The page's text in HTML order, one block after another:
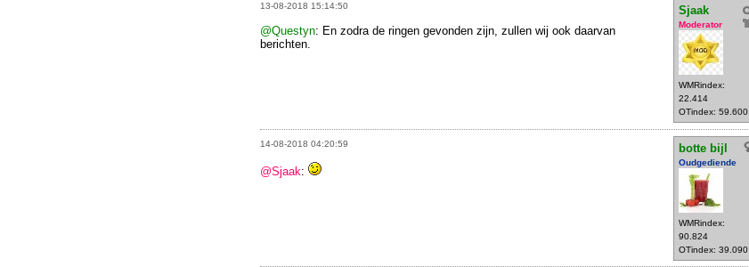
13-08-2018 15:14:50 Sjaak
Moderator
WMRindex:
22.414
OTindex: 59.600
@Questyn: En zodra de ringen gevonden zijn, zullen wij ook daarvan
berichten.
14-08-2018 04:20:59 botte bijl
Oudgediende
WMRindex:
90.824
OTindex: 39.090
@Sjaak: